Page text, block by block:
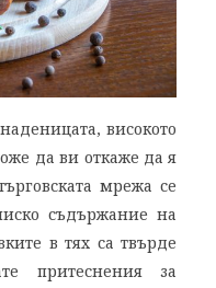
високото
да ви откаже да я
мрежа се
съдържание на
в тях са твърде
притеснения за